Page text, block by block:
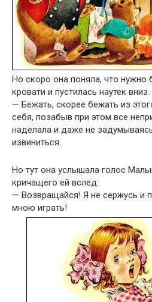
Но скоро она поняла, что нужно
кровати и пустилась наутек вниз.
— Бежать, скорее бежать из
себя, позабыв при этом все
наделала и даже не
извиниться.
Но тут она услышала голос
кричащего ей вслед:
— Возвращайся! Я не сержусь и
мною играть!